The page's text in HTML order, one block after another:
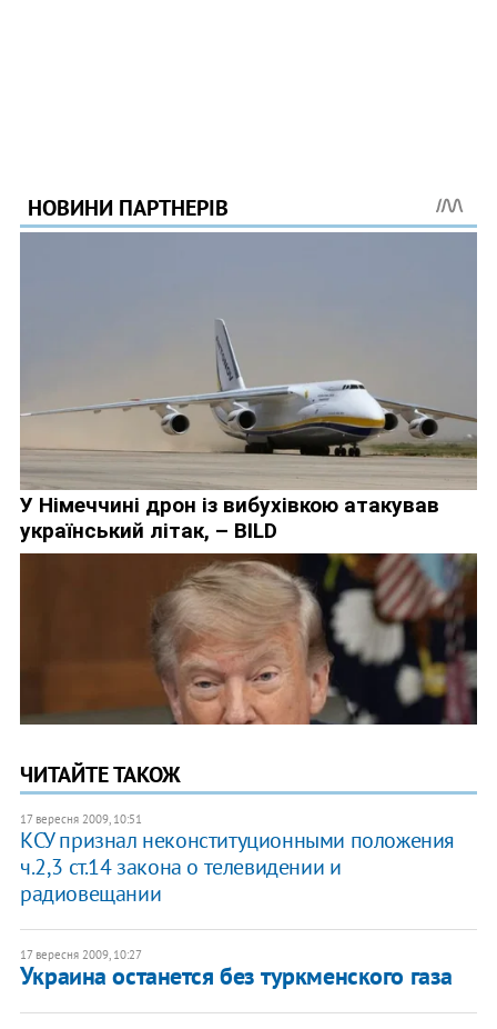
ЧИТАЙТЕ ТАКОЖ
17 вересня 2009, 10:51
КСУ признал неконституционными положения
ч.2,3 ст.14 закона о телевидении и
радиовещании
17 вересня 2009, 10:27
Украина останется без туркменского газа